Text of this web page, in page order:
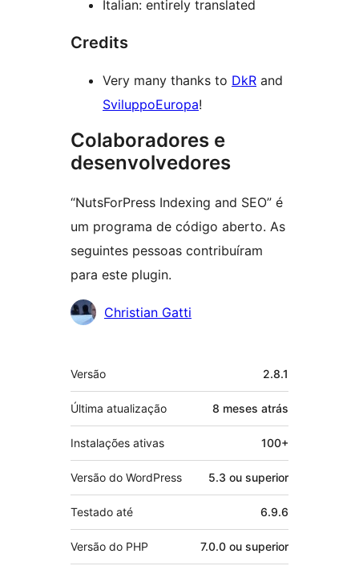
Italian: entirely translated
Credits
Very many thanks to DkR and
SviluppoEuropa!
Colaboradores e
desenvolvedores
“NutsForPress Indexing and SEO” é
um programa de código aberto. As
seguintes pessoas contribuíram
para este plugin.
Colaboradores
Christian Gatti
Meta
Versão 2.8.1
Última atualização 8 meses atrás
Instalações ativas 100+
Versão do WordPress 5.3 ou superior
Testado até 6.9.6
Versão do PHP 7.0.0 ou superior